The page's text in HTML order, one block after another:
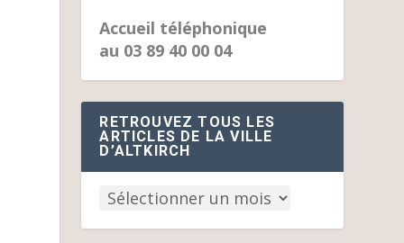
Accueil téléphonique
au 03 89 40 00 04
RETROUVEZ TOUS LES
ARTICLES DE LA VILLE
D’ALTKIRCH